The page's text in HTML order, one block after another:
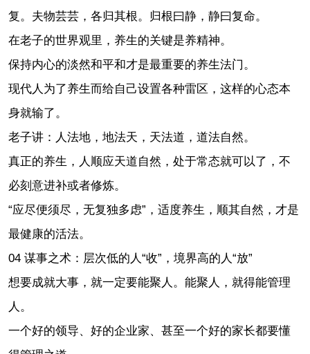
复。夫物芸芸，各归其根。归根曰静，静曰复命。
在老子的世界观里，养生的关键是养精神。
保持内心的淡然和平和才是最重要的养生法门。
现代人为了养生而给自己设置各种雷区，这样的心态本
身就输了。
老子讲：人法地，地法天，天法道，道法自然。
真正的养生，人顺应天道自然，处于常态就可以了，不
必刻意进补或者修炼。
“应尽便须尽，无复独多虑”，适度养生，顺其自然，才是
最健康的活法。
04 谋事之术：层次低的人“收”，境界高的人“放”
想要成就大事，就一定要能聚人。能聚人，就得能管理
人。
一个好的领导、好的企业家、甚至一个好的家长都要懂